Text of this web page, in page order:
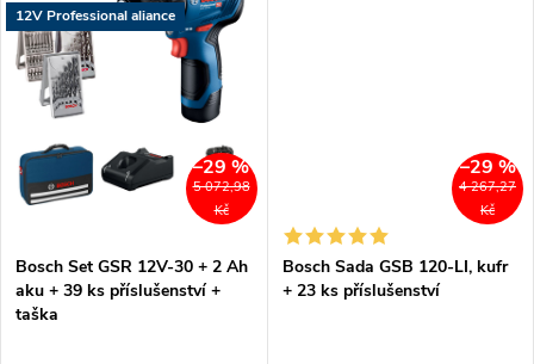
12V Professional aliance
5 072,98
Kč
–29 %
Bosch Set GSR 12V-30 + 2 Ah
aku + 39 ks příslušenství +
taška
4 267,27
Kč
–29 %
Bosch Sada GSB 120-LI, kufr
+ 23 ks příslušenství